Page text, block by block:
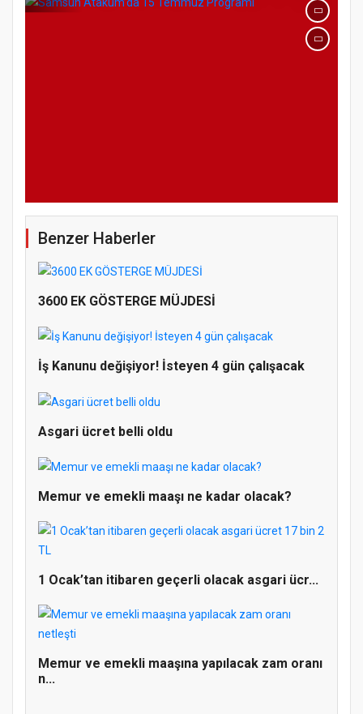
Doğanyol'da Temel Dini Bilgiler Sınavı
Benzer Haberler
3600 EK GÖSTERGE MÜJDESİ
İş Kanunu değişiyor! İsteyen 4 gün çalışacak
Asgari ücret belli oldu
Memur ve emekli maaşı ne kadar olacak?
1 Ocak’tan itibaren geçerli olacak asgari ücr...
Memur ve emekli maaşına yapılacak zam oranı
n...